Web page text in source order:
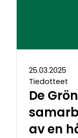
25.03.2025
Tiedotteet
De
av en